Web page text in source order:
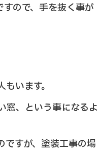
ので、手を抜く事が
います。
窓、という事になるよ
ですが、塗装工事の場